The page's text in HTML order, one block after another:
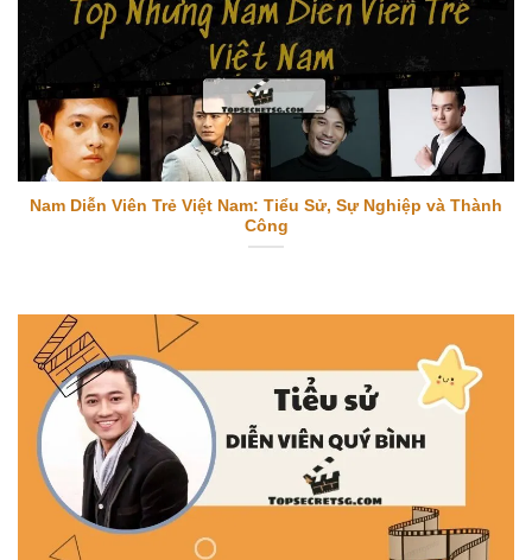
Nam Diễn Viên Trẻ Việt Nam: Tiểu Sử, Sự Nghiệp và Thành
Công